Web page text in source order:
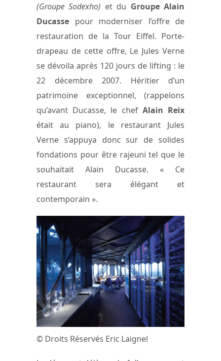
(Groupe Sodexho) et du Groupe Alain
Ducasse pour moderniser l’offre de
restauration de la Tour Eiffel. Porte-
drapeau de cette offre, Le Jules Verne
se dévoila après 120 jours de lifting : le
22 décembre 2007. Héritier d’un
patrimoine exceptionnel, (rappelons
qu’avant Ducasse, le chef Alain Reix
était au piano), le restaurant Jules
Verne s’appuya donc sur de solides
fondations pour être rajeuni tel que le
souhaitait Alain Ducasse. « Ce
restaurant sera élégant et
contemporain ».
© Droits Réservés Eric Laignel